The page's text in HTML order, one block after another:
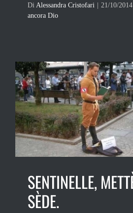
Di Alessandra Cristofari 21/10/2014
ancora Dio
SENTINELLE,
SÈDE.